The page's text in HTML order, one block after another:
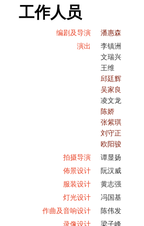
工作人员
编剧及导演
潘惠森
演出
李镇洲
文瑞兴
王维
邱廷辉
吴家良
凌文龙
陈娇
张紫琪
刘守正
欧阳骏
拍摄导演
谭显扬
佈景设计
阮汉威
服装设计
黄志强
灯光设计
冯国基
作曲及音响设计
陈伟发
录像设计
梁子峰